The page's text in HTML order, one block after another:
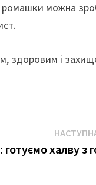
ромашки можна
здоровим і
халву з